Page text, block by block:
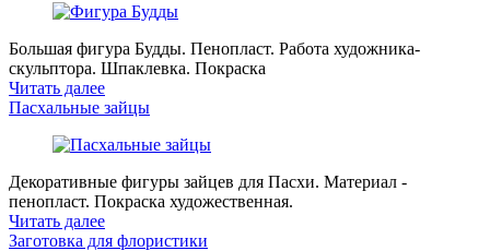
Большая фигура Будды. Пенопласт. Работа художника-
скульптора. Шпаклевка. Покраска
Читать далее
Пасхальные зайцы
Декоративные фигуры зайцев для Пасхи. Материал -
пенопласт. Покраска художественная.
Читать далее
Заготовка для флористики